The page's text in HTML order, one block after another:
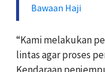
Bawaan Haji
“Kami melakukan
lintas agar proses
Kendaraan